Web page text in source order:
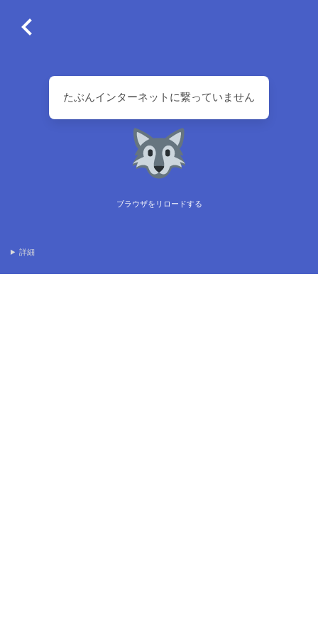
たぶんインターネットに繋っていません
ブラウザをリロードする
詳細